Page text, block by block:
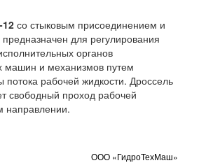
со стыковым присоединением и
для регулирования
органов
машин и механизмов путем
потока рабочей жидкости. Дроссель
свободный проход рабочей
направлении.
ООО «ГидроТехМаш»